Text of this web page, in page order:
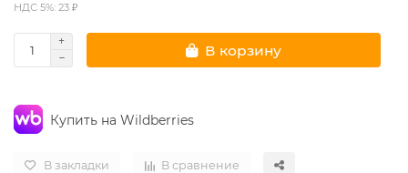
НДС 5%: 23 ₽
В корзину
Купить на Wildberries
В закладки В сравнение